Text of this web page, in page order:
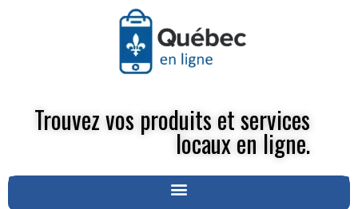
Trouvez vos produits et services
locaux en ligne.